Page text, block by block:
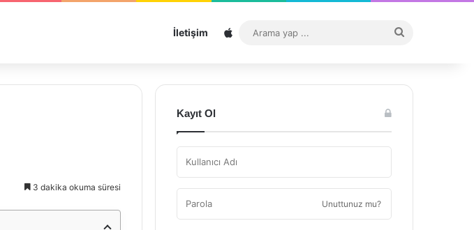
İletişim Sitemap
...
3 dakika okuma süresi
Kayıt Ol
Unuttunuz mu?